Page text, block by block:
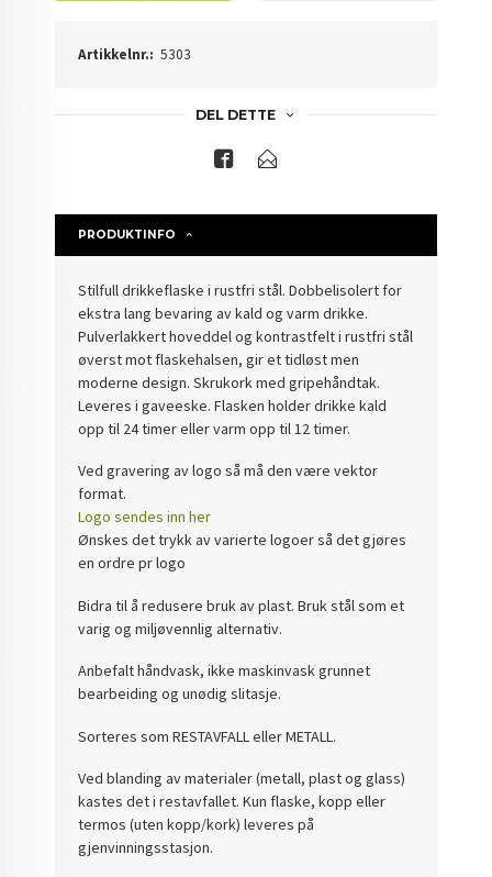
Artikkelnr.: 5303
DEL DETTE
PRODUKTINFO
Stilfull drikkeflaske i rustfri stål. Dobbelisolert for
ekstra lang bevaring av kald og varm drikke.
Pulverlakkert hoveddel og kontrastfelt i rustfri stål
øverst mot flaskehalsen, gir et tidløst men
moderne design. Skrukork med gripehåndtak.
Leveres i gaveeske. Flasken holder drikke kald
opp til 24 timer eller varm opp til 12 timer.
Vedgravering av logo så må den være vektor
format.
Logo sendes inn her
Ønskes det trykk av varierte logoer så det gjøres
en ordre pr logo
Bidra til å redusere bruk av plast. Bruk stål som et
varig og miljøvennlig alternativ.
Anbefalt håndvask, ikke maskinvask grunnet
bearbeiding og unødig slitasje.
Sorteres som RESTAVFALL eller METALL.
Ved blanding av materialer (metall, plast og glass)
kastes det i restavfallet. Kun flaske, kopp eller
termos (uten kopp/kork) leveres på
gjenvinningsstasjon.